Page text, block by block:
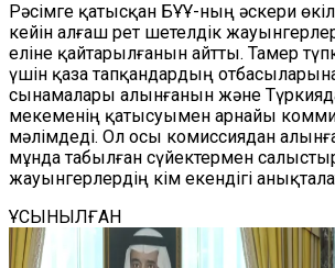
Рәсімге қатысқан БҰҰ-ның әскери
кейін алғаш рет шетелдік
еліне қайтарылғанын айтты. Тамер
үшін қаза тапқандардың
сынамалары алынғанын және
мекеменің қатысуымен арнайы
мәлімдеді. Ол осы комиссиядан
мұнда табылған сүйектермен
жауынгерлердің кім екендігі
ҰСЫНЫЛҒАН